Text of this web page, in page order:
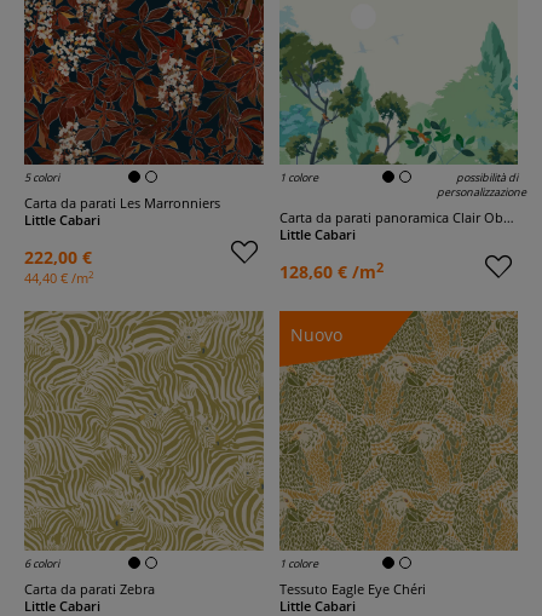
5 colori
Carta da parati Les Marronniers
Little Cabari
222,00 €
44,40 € /m2
1 colore
possibilità di
personalizzazione
Carta da parati panoramica Clair Obscur Jour
Little Cabari
128,60 € /m2
6 colori
Carta da parati Zebra
Little Cabari
Nuovo
1 colore
Tessuto Eagle Eye Chéri
Little Cabari